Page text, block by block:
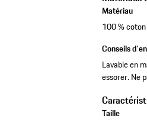
Matériau
100 %
Conseils
Lavable en
essorer. Ne
Taille